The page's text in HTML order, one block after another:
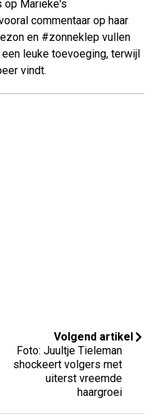
op Marieke's
commentaar op haar
en #zonneklep vullen
leuke toevoeging, terwijl
vindt.
Volgend artikel
Foto: Juultje Tieleman
shockeert volgers met
uiterst vreemde
haargroei